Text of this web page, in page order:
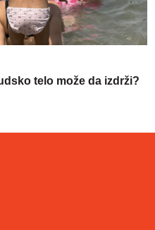
telo može da izdrži?